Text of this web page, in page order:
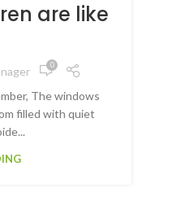
are like
0
The windows
filled with quiet